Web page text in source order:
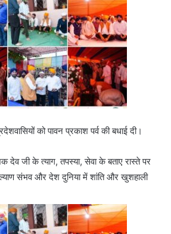
को पावन प्रकाश पर्व की बधाई दी।
देव जी के त्याग, तपस्या, सेवा के बताए रास्ते पर
संभव और देश दुनिया में शांति और खुशहाली